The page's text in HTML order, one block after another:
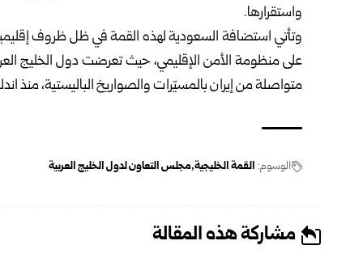
واستقرارها.
وتأتي استضافة السعودية لهذه القمة في ظل ظروف إقليمية
على منظومة الأمن الإقليمي، حيث تعرضت دول الخليج
متواصلة من إيران بالمسيّرات والصواريخ الباليستية، منذ اندلاعها في الـ28
الوسوم: القمة الخليجية مجلس التعاون لدول الخليج العربية
مشاركة هذه المقالة